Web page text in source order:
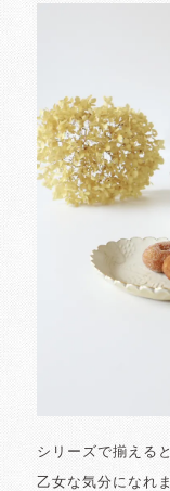
シリーズで揃える
乙女な気分になれ